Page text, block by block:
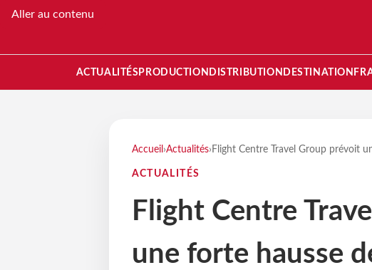
Aller au contenu
ACTUALITÉS PRODUCTION DISTRIBUTION DESTINATION
Accueil ›Actualités› Flight Centre Travel Group prévoit
ACTUALITÉS
Flight Centre
une forte hausse